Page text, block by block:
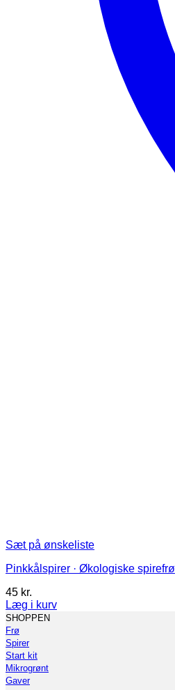
Sæt på ønskeliste
Pinkkålspirer · Økologiske spirefrø
45 kr.
Læg i kurv
Dette
vare
har
flere
varianter.
Mulighederne
SHOPPEN
Frø
Spirer
Start kit
Mikrogrønt
Gaver